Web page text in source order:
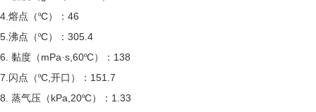
4. 熔点（ºC）： 46
5. 沸点（ºC）： 305.4
6. 黏度（ mPa·s,60ºC）： 138
7. 闪点（ºC, 开口）： 151.7
8. 蒸气压（ kPa,20ºC）： 1.33